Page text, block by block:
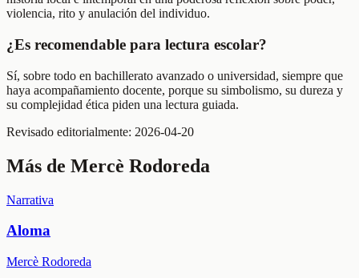
violencia, rito y anulación del individuo.
¿Es recomendable para lectura escolar?
Sí, sobre todo en bachillerato avanzado o universidad, siempre que
haya acompañamiento docente, porque su simbolismo, su dureza y
su complejidad ética piden una lectura guiada.
Revisado editorialmente: 2026-04-20
Más de Mercè Rodoreda
Narrativa
Aloma
Mercè Rodoreda